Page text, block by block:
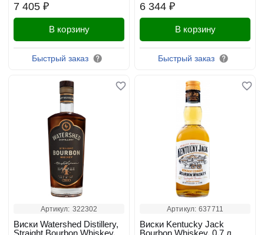
7 405 ₽
В корзину
Быстрый заказ
6 344 ₽
В корзину
Быстрый заказ
Артикул: 322302
Виски Watershed Distillery,
Straight Bourbon Whiskey,
Артикул: 637711
Виски Kentucky Jack
Bourbon Whiskey, 0.7 л